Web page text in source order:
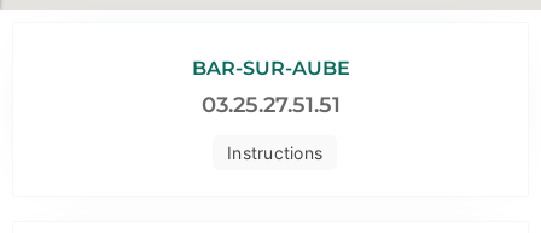
Instructions
BAR-SUR-AUBE
03.25.27.51.51